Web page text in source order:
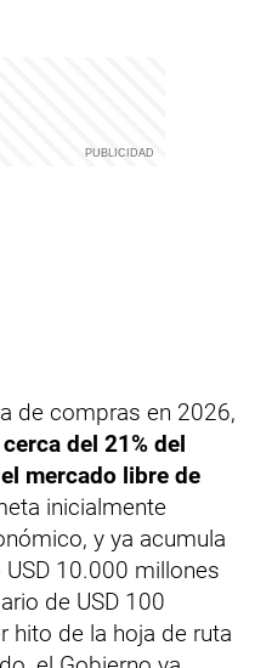
de compras en 2026,
del 21% del
mercado libre de
inicialmente
y ya acumula
10.000 millones
de USD 100
hito de la hoja de ruta